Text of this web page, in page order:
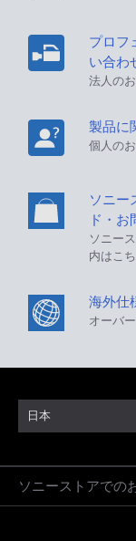
プロフ
い合わ
法人の
製品に
個人の
ソニー
ド・お
ソニー
内はこ
海外仕
オーバ
日本
ソニーストアでの